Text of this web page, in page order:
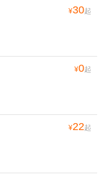
¥30起
¥0起
¥22起